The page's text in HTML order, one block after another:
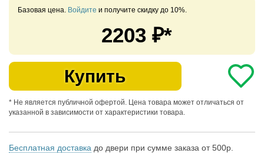
Базовая цена. Войдите и получите скидку до 10%.
2203₽*
Купить
* Не является публичной офертой. Цена товара может отличаться от
указанной в зависимости от характеристики товара.
Бесплатная доставка до двери при сумме заказа от 500р.